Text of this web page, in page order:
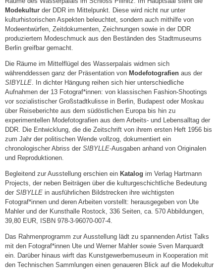
Modekultur der DDR im Mittelpunkt. Diese wird nicht nur unter
kulturhistorischen Aspekten beleuchtet, sondern auch mithilfe von
Modeentwürfen, Zeitdokumenten, Zeichnungen sowie in der DDR
produziertem Modeschmuck aus den Beständen des Stadtmuseums
Berlin greifbar gemacht.
Die Räume im Mittelflügel des Wasserpalais widmen sich
währenddessen ganz der Präsentation von Modefotografien aus der
SIBYLLE . In dichter Hängung reihen sich hier unterschiedliche
Aufnahmen der 13 Fotograf*innen: von klassischen Fashion-Shootings
vor sozialistischer Großstadtkulisse in Berlin, Budapest oder Moskau
über Reiseberichte aus dem südöstlichen Europa bis hin zu
experimentellen Modefotografien aus dem Arbeits- und Lebensalltag der
DDR. Die Entwicklung, die die Zeitschrift von ihrem ersten Heft 1956 bis
zum Jahr der politischen Wende vollzog, dokumentiert ein
chronologischer Abriss der SIBYLLE-Ausgaben anhand von Originalen
und Reproduktionen.
Begleitend zur Ausstellung erschien ein Katalog im Verlag Hartmann
Projects, der neben Beiträgen über die kulturgeschichtliche Bedeutung
der SIBYLLE in ausführlichen Bildstrecken ihre wichtigsten
Fotograf*innen und deren Arbeiten vorstellt: herausgegeben von Ute
Mahler und der Kunsthalle Rostock, 336 Seiten, ca. 570 Abbildungen,
39,80 EUR, ISBN 978-3-96070-007-4.
Das Rahmenprogramm zur Ausstellung lädt zu spannenden Artist Talks
mit den Fotograf*innen Ute und Werner Mahler sowie Sven Marquardt
ein. Darüber hinaus wirft das Kunstgewerbemuseum in Kooperation mit
den Technischen Sammlungen einen genaueren Blick auf die Modekultur